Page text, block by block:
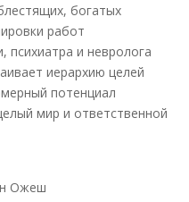
богатых
работ
психиатра и невролога
иерархию целей
потенциал
мир и ответственной
Ожеш